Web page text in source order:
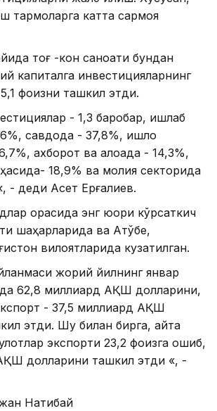
тармоқларга катта сармоя
тоғ -кон саноати бундан
капиталга инвестицияларнинг
фоизни ташкил этди.
- 1,3 баробар, ишлаб
савдода - 37,8%, қишлоқ
ахборот ва алоқада - 14,3%,
18,9% ва молия секторида
- деди Aсет Ерғалиев.
орасида энг юқори кўрсаткич
шаҳарларида ва Aқтўбе,
вилоятларида кузатилган.
жорий йилнинг январ
62,8 миллиард AҚШ долларини,
- 37,5 миллиард AҚШ
этди. Шу билан бирга, қайта
экспорти 23,2 фоизга ошиб,
долларини ташкил этди «, -
Нақтибай